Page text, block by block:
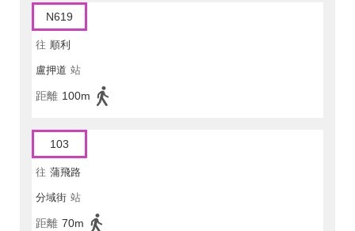
N619
往 順利
盧押道 站
距離 100m
103
往 蒲飛路
分域街 站
距離 70m